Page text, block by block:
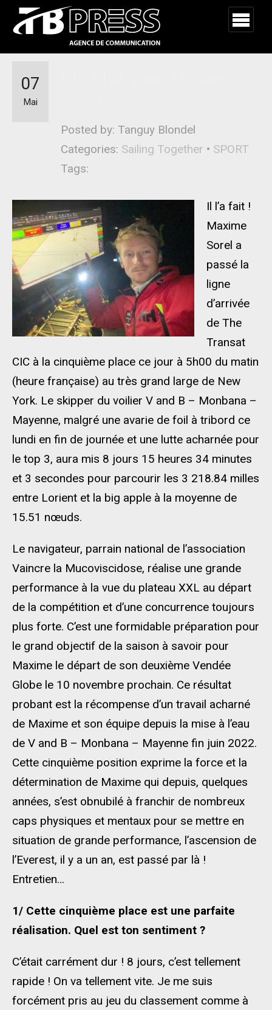
Posted by: Tanguy Blondel
Categories: Sailing Together • SPORT
Tags:
07
Mai
Il l’a fait !
Maxime
Sorel a
passé la
ligne
d’arrivée
de The
Transat
CIC à la cinquième place ce jour à 5h00 du matin
(heure française) au très grand large de New
York. Le skipper du voilier V and B – Monbana –
Mayenne, malgré une avarie de foil à tribord ce
lundi en fin de journée et une lutte acharnée pour
le top 3, aura mis 8 jours 15 heures 34 minutes
et 3 secondes pour parcourir les 3 218.84 milles
entre Lorient et la big apple à la moyenne de
15.51 nœuds.
Le navigateur, parrain national de l’association
Vaincre la Mucoviscidose, réalise une grande
performance à la vue du plateau XXL au départ
de la compétition et d’une concurrence toujours
plus forte. C’est une formidable préparation pour
le grand objectif de la saison à savoir pour
Maxime le départ de son deuxième Vendée
Globe le 10 novembre prochain. Ce résultat
probant est la récompense d’un travail acharné
de Maxime et son équipe depuis la mise à l’eau
de V and B – Monbana – Mayenne fin juin 2022.
Cette cinquième position exprime la force et la
détermination de Maxime qui depuis, quelques
années, s’est obnubilé à franchir de nombreux
caps physiques et mentaux pour se mettre en
situation de grande performance, l’ascension de
l’Everest, il y a un an, est passé par là !
Entretien…
1/ Cette cinquième place est une parfaite
réalisation. Quel est ton sentiment ?
C’était carrément dur ! 8 jours, c’est tellement
rapide ! On va tellement vite. Je me suis
forcément pris au jeu du classement comme à